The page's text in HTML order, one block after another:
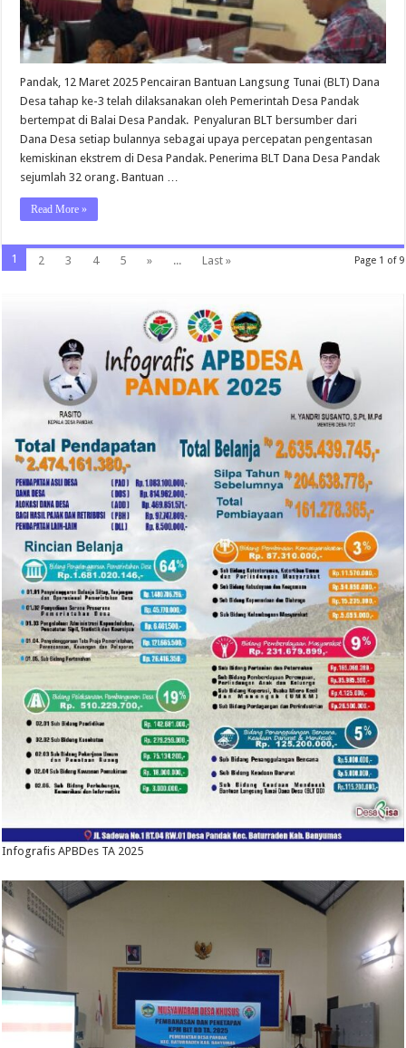
Pandak, 12 Maret 2025 Pencairan Bantuan Langsung Tunai (BLT) Dana
Desa tahap ke-3 telah dilaksanakan oleh Pemerintah Desa Pandak
bertempat di Balai Desa Pandak. Penyaluran BLT bersumber dari
Dana Desa setiap bulannya sebagai upaya percepatan pengentasan
kemiskinan ekstrem di Desa Pandak. Penerima BLT Dana Desa Pandak
sejumlah 32 orang. Bantuan …
Read More »
Page 1 of 9
1 2 3 4 5 » ... Last »
Infografis APBDes TA 2025